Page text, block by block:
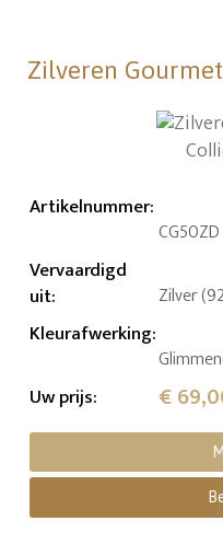
Zilveren
Artikelnummer:
CG50ZD
Vervaardigd
uit: Zilver
Kleurafwerking:
Uw prijs: €